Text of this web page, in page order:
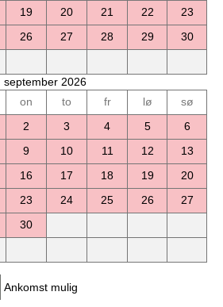
19 20 21 22
23
26 27 28 29
30
september 2026
on to fr lø
sø
2 3 4 5
6
9 10 11 12
13
16 17 18 19
20
23 24 25 26
27
30
Ankomst mulig